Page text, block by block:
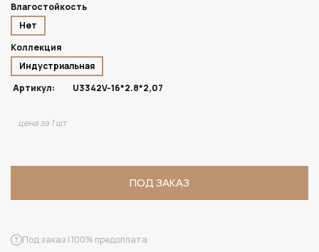
Влагостойкость
Нет
Коллекция
Индустриальная
Артикул:
U3342V-16*2.8*2,07
цена за 1 шт
ПОД ЗАКАЗ
Под заказ | 100% предоплата